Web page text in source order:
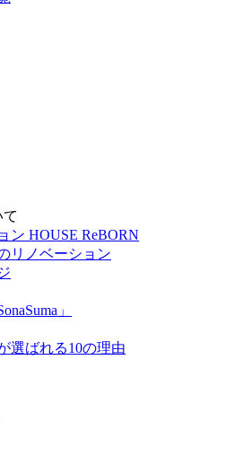
ン HOUSE ReBORN
リノベーション
」
選ばれる10の理由